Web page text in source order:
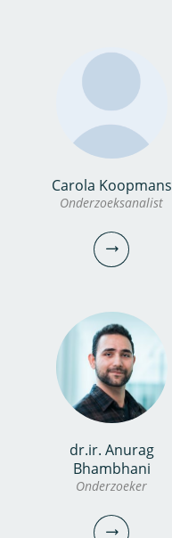
bahareh.kianfar@kwrwater.nl
bekijk profiel
dr. Narges Esfandiar
narges.esfandiar@kwrwater.nl
bekijk profiel
Carola Koopmans
Onderzoeksanalist
Carola Koopmans
dr.ir. Anurag
Bhambhani
Onderzoeker